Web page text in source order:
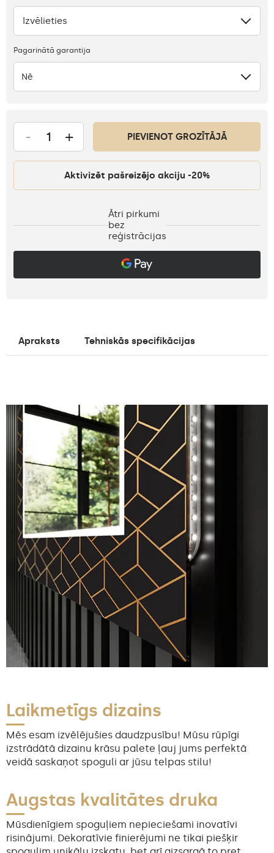
Nav
Izvēlieties
Pagarinātā garantija
Nē
- + PIEVIENOT GROZĪTĀJĀ
Aktivizēt pašreizējo akciju -20%
Ātri pirkumi
bez
reģistrācijas
Apraksts Tehniskās specifikācijas
Laikmetīgs dizains
Mēs esam izvēlējušies daudzpusību! Mūsu rūpīgi
izstrādātā dizainu krāsu palete ļauj jums perfektā
veidā saskaņot spoguli ar jūsu telpas stilu!
Augstas kvalitātes druka
Mūsdienīgiem spoguļiem nepieciešami inovatīvi
risinājumi. Dekoratīvie finierējumi ne tikai piešķir